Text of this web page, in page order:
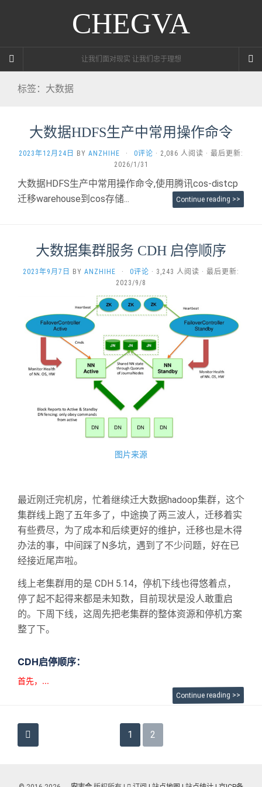
CHEGVA
让我们面对现实 让我们忠于理想
标签：大数据
大数据HDFS生产中常用操作命令
2023年12月24日 BY ANZHIHE · 0评论 · 2,086 人阅读 · 最后更新:
2026/1/31
大数据HDFS生产中常用操作命令,使用腾讯cos-distcp
迁移warehouse到cos存储...
Continue reading >>
大数据集群服务 CDH 启停顺序
2023年9月7日 BY ANZHIHE · 0评论 · 3,243 人阅读 · 最后更新:
2023/9/8
图片来源
最近刚迁完机房，忙着继续迁大数据hadoop集群，这个
集群线上跑了五年多了，中途换了两三波人，迁移着实
有些费尽，为了成本和后续更好的维护，迁移也是木得
办法的事，中间踩了N多坑，遇到了不少问题，好在已
经接近尾声啦。
线上老集群用的是 CDH 5.14，停机下线也得悠着点，
停了起不起得来都是未知数，目前现状是没人敢重启
的。下周下线，这周先把老集群的整体资源和停机方案
整了下。
CDH启停顺序：
首先，...
Continue reading >>
文
1 2